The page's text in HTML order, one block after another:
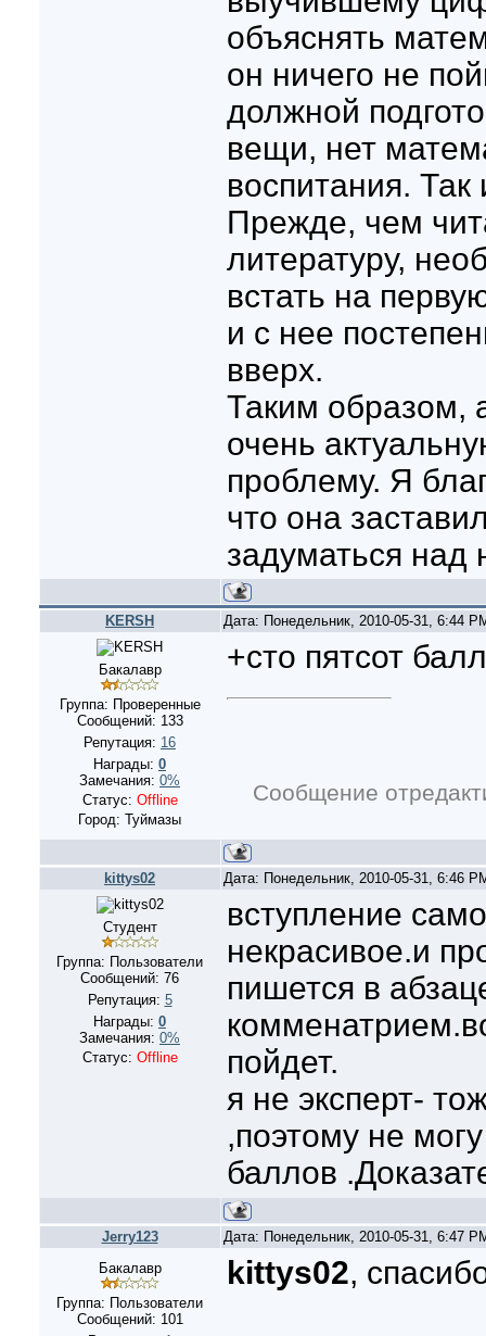
объяснять
он ничего не
должной
вещи, нет
воспитания. Так
Прежде, чем
литературу,
встать на
и с нее
вверх.
Таким образом,
очень
проблему. Я
что она
задуматься над
KERSH Дата: Понедельник, 2010-05-31, 6:44
Бакалавр
Группа: Проверенные
Сообщений: 133
Репутация: 16
Награды: 0
Замечания: 0%
Статус: Offline
Город: Туймазы
+сто пятсот
Сообщение
kittys02 Дата: Понедельник, 2010-05-31, 6:46
Студент
Группа: Пользователи
Сообщений: 76
Репутация: 5
Награды: 0
Замечания: 0%
Статус: Offline
вступление
некрасивое.и
пишется в
пойдет.
я не эксперт-
,поэтому не
баллов
Jerry123
Дата: Понедельник, 2010-05-31, 6:47
Бакалавр
Группа: Пользователи
Сообщений: 101
kittys02,